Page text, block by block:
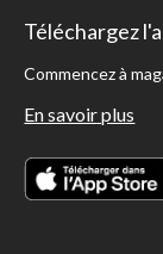
Téléchargez
Commencez à
En savoir plus